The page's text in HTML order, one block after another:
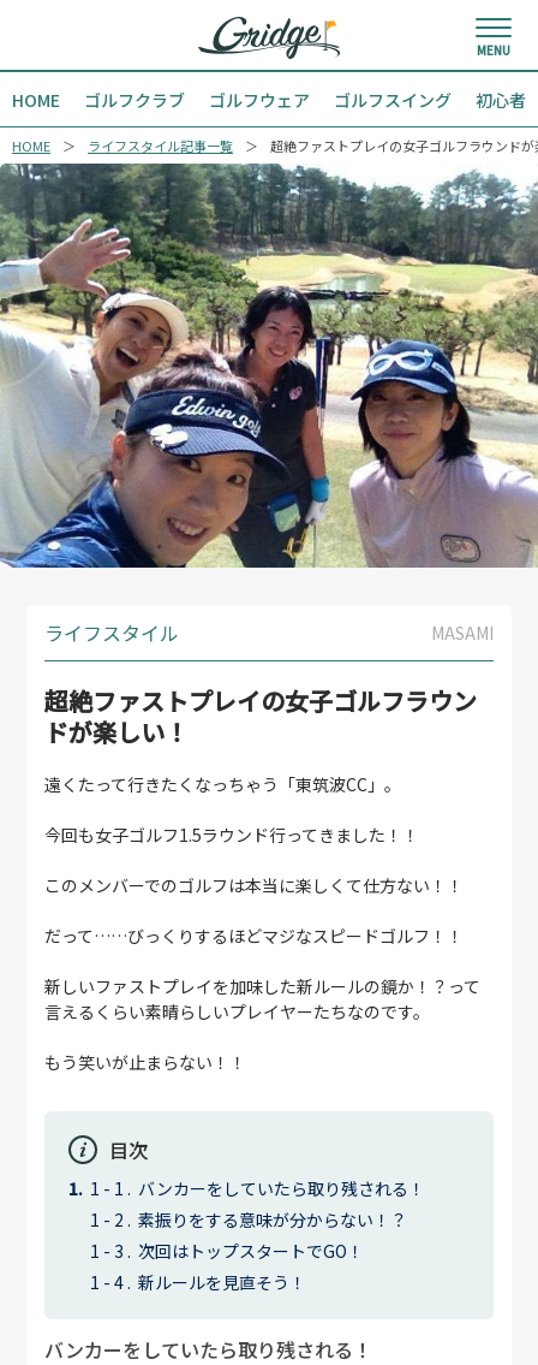
HOME ゴルフクラブ ゴルフウェア ゴルフスイング 初心者
HOME ライフスタイル記事一覧 超絶ファストプレイの女子ゴルフラウンド
ライフスタイル MASAMI
超絶ファストプレイの女子ゴルフラウン
ドが楽しい！
遠くたって行きたくなっちゃう「東筑波CC」。
今回も女子ゴルフ1.5ラウンド行ってきました！！
このメンバーでのゴルフは本当に楽しくて仕方ない！！
だって……びっくりするほどマジなスピードゴルフ！！
新しいファストプレイを加味した新ルールの鏡か！？って
言えるくらい素晴らしいプレイヤーたちなのです。
もう笑いが止まらない！！
目次
バンカーをしていたら取り残される！
素振りをする意味が分からない！？
次回はトップスタートでGO！
新ルールを見直そう！
バンカーをしていたら取り残される！